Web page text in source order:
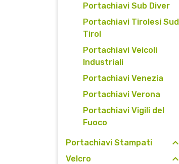
Portachiavi Sub Diver
Portachiavi Tirolesi Sud
Tirol
Portachiavi Veicoli
Industriali
Portachiavi Venezia
Portachiavi Verona
Portachiavi Vigili del
Fuoco
Portachiavi Stampati
Velcro